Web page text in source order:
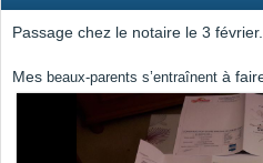
Passage chez le notaire le 3
Mes beaux-parents s’entraînent à